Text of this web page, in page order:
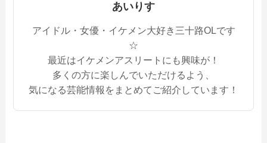
あいりす
アイドル・女優・イケメン大好き三十路OLです
☆
最近はイケメンアスリートにも興味が！
多くの方に楽しんでいただけるよう、
気になる芸能情報をまとめてご紹介しています！